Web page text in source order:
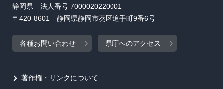
静岡県 法人番号 7000020220001
〒420-8601 静岡県静岡市葵区追手町9番6号
各種お問い合わせ 県庁へのアクセス
著作権・リンクについて